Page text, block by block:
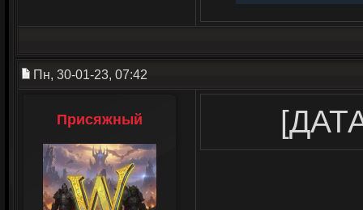
Пн, 30-01-23, 07:42
Присяжный